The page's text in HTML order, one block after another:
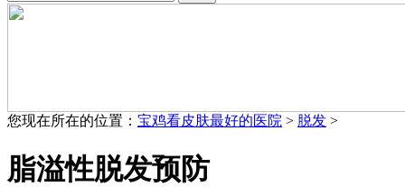
您现在所在的位置： 宝鸡看皮肤最好的医院 > 脱发 >
脂溢性脱发预防